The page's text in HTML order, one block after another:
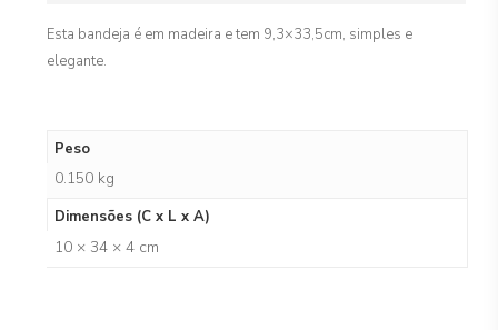
Esta bandeja é em madeira e tem 9,3×33,5cm, simples e
elegante.
Peso
0.150 kg
Dimensões (C x L x A)
10 × 34 × 4 cm